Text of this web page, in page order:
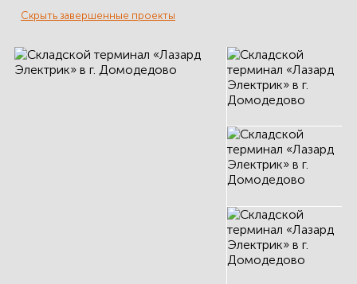
МОНТАЖ
Скрыть завершенные проекты